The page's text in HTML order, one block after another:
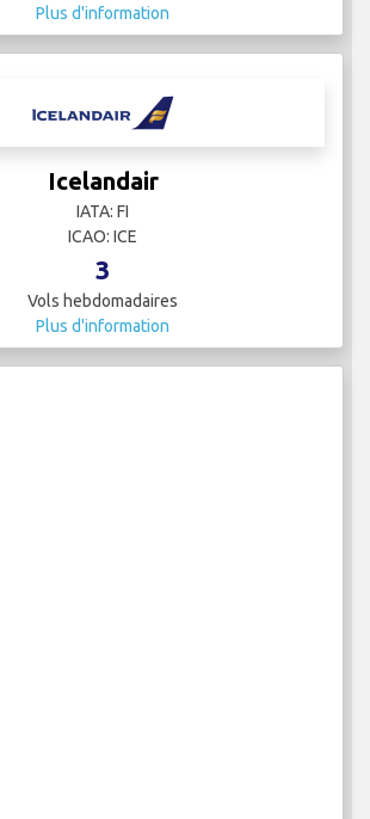
Plus d'information
Icelandair
IATA: FI
ICAO: ICE
3
Vols hebdomadaires
Plus d'information